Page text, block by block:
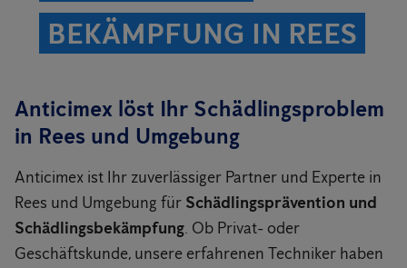
BEKÄMPFUNG IN REES
Anticimex löst Ihr Schädlingsproblem
in Rees und Umgebung
Anticimex ist Ihr zuverlässiger Partner und Experte in
Rees und Umgebung für Schädlingsprävention und
Schädlingsbekämpfung. Ob Privat- oder
Geschäftskunde, unsere erfahrenen Techniker haben